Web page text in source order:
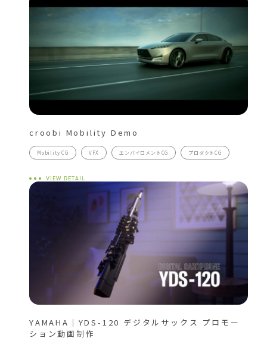
croobi Mobility Demo
Mobility CG VFX エンバイロメントCG プロダクトCG
VIEW DETAIL
YAMAHA｜YDS-120 デジタルサックス プロモー
ション動画制作